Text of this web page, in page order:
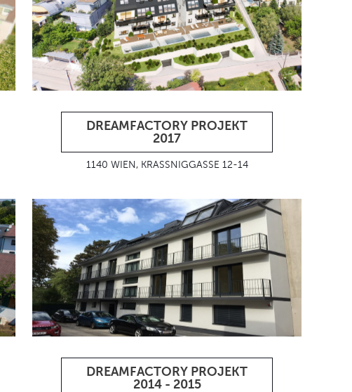
DREAMFACTORY PROJEKT
2017
1140 WIEN, KRASSNIGGASSE 12-14
DREAMFACTORY PROJEKT
2014 - 2015